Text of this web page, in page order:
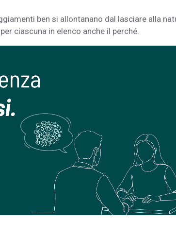
ben si allontanano dal lasciare alla
ciascuna in elenco anche il perché.